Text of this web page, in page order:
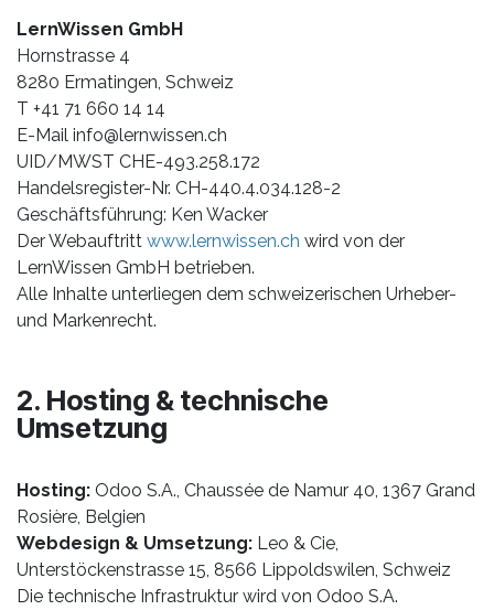
LernWissen GmbH
Hornstrasse 4
8280 Ermatingen, Schweiz
T +41 71 660 14 14
E-Mail info@lernwissen.ch
UID/MWST CHE-493.258.172
Handelsregister-Nr. CH-440.4.034.128-2
Geschäftsführung: Ken Wacker
Der Webauftritt www.lernwissen.ch wird von der
LernWissen GmbH betrieben.
Alle Inhalte unterliegen dem schweizerischen Urheber-
und Markenrecht.
2. Hosting & technische
Umsetzung
Hosting: Odoo S.A., Chaussée de Namur 40, 1367 Grand
Rosière, Belgien
Webdesign & Umsetzung: Leo & Cie,
Unterstöckenstrasse 15, 8566 Lippoldswilen, Schweiz
Die technische Infrastruktur wird von Odoo S.A.